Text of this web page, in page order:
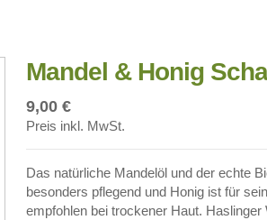
Mandel & Honig
9,00 €
Preis inkl. MwSt.
Das natürliche Mandelöl und der echte
besonders pflegend und Honig ist für
empfohlen bei trockener Haut.